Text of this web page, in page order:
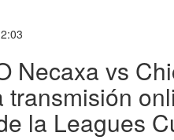
Necaxa vs
transmisión
la Leagues